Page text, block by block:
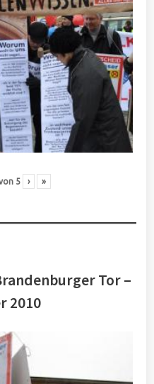
5 › »
Tor –
2010